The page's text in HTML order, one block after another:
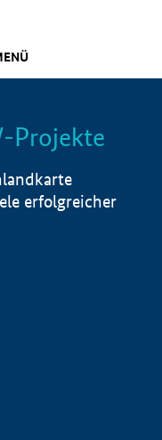
Info
Projekte
erfolgreicher